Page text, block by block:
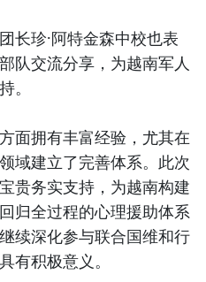
长珍·阿特金森中校也表
队交流分享，为越南军人
。
面拥有丰富经验，尤其在
域建立了完善体系。此次
贵务实支持，为越南构建
归全过程的心理援助体系
续深化参与联合国维和行
有积极意义。